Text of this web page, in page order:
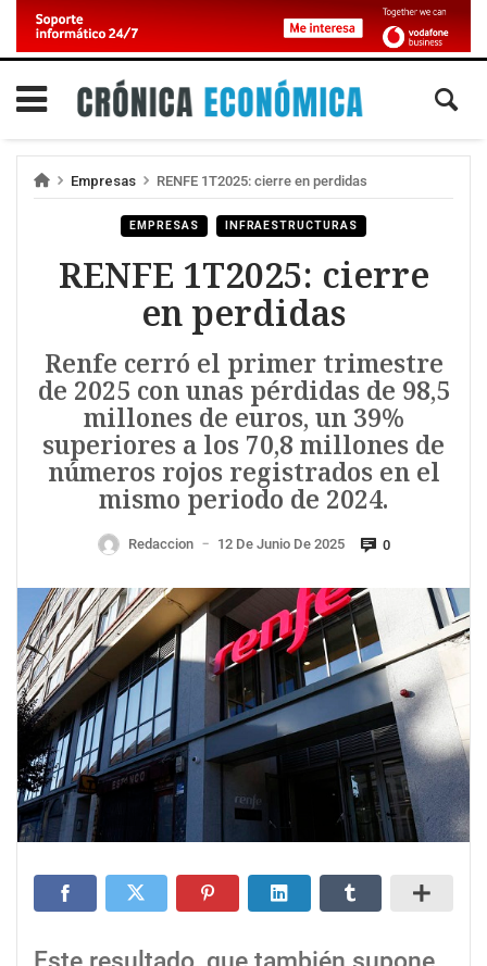
Empresas RENFE 1T2025: cierre en perdidas
EMPRESAS INFRAESTRUCTURAS
RENFE 1T2025: cierre
en perdidas
Renfe cerró el primer trimestre
de 2025 con unas pérdidas de 98,5
millones de euros, un 39%
superiores a los 70,8 millones de
números rojos registrados en el
mismo periodo de 2024.
Redaccion — 12 De Junio De 2025 0